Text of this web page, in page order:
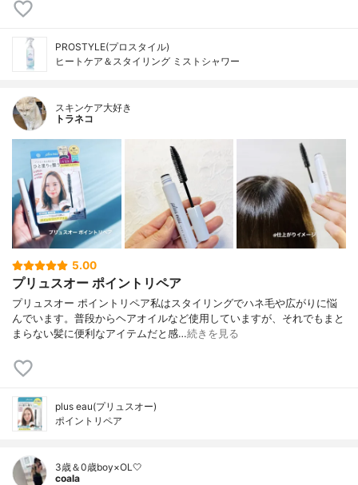
PROSTYLE(プロスタイル)
ヒートケア＆スタイリング ミストシャワー
スキンケア大好き
トラネコ
5.00
プリュスオー ポイントリペア
プリュスオー ポイントリペア私はスタイリングでハネ毛や広がりに悩
んでいます。普段からヘアオイルなど使用していますが、それでもまと
まらない髪に便利なアイテムだと感…続きを見る
plus eau(プリュスオー)
ポイントリペア
3歳＆0歳boy×OL🤍
coala